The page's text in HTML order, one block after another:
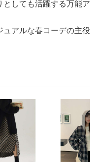
しても活躍する万能ア
アルな春コーデの主役